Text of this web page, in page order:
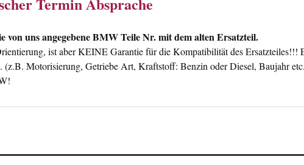
uns angegebene BMW Teile Nr. mit dem alten Ersatzteil.
ist aber KEINE Garantie für die Kompatibilität des Ersatzteiles!!!
(z.B. Motorisierung, Getriebe Art, Kraftstoff: Benzin oder Diesel, Baujahr